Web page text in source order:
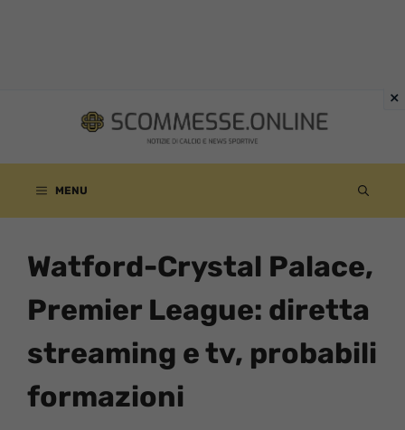
contenuto
MENU
Watford-Crystal Palace,
Premier League: diretta
streaming e tv, probabili
formazioni